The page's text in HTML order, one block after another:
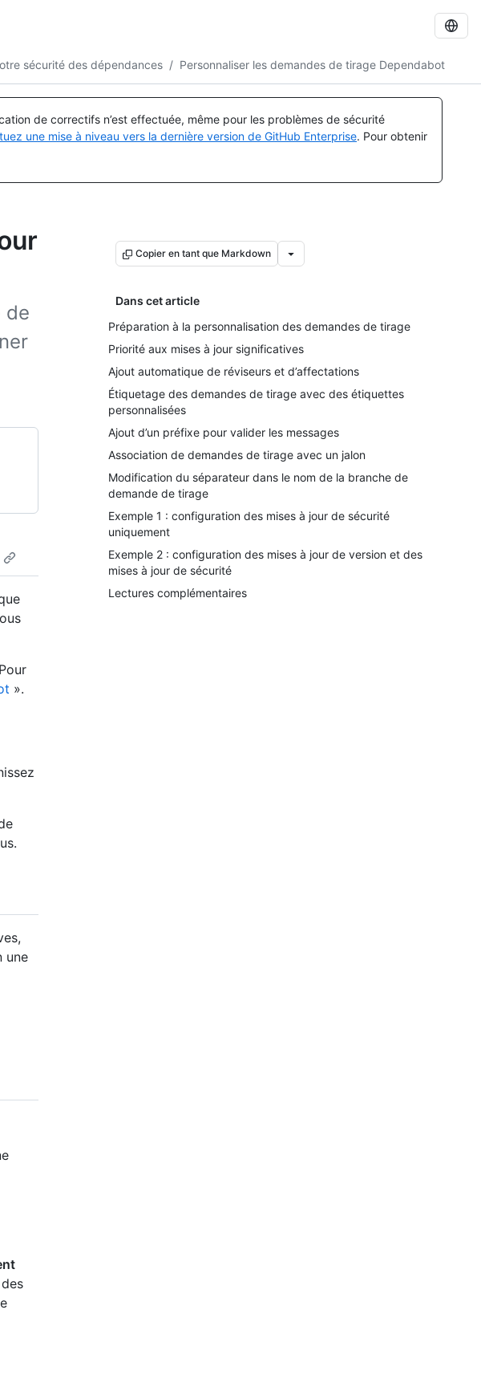
sécurité des dépendances / Personnaliser les demandes de tirage Dependabot
de correctifs n’est effectuée, même pour les problèmes de sécurité
une mise à niveau vers la dernière version de GitHub Enterprise. Pour obtenir
de
Copier en tant que Markdown
Dans cet article
Préparation à la personnalisation des demandes de tirage
Priorité aux mises à jour significatives
Ajout automatique de réviseurs et d’affectations
Étiquetage des demandes de tirage avec des étiquettes
personnalisées
Ajout d’un préfixe pour valider les messages
Association de demandes de tirage avec un jalon
Modification du séparateur dans le nom de la branche de
demande de tirage
Exemple 1 : configuration des mises à jour de sécurité
uniquement
Exemple 2 : configuration des mises à jour de version et des
mises à jour de sécurité
Lectures complémentaires
».
une